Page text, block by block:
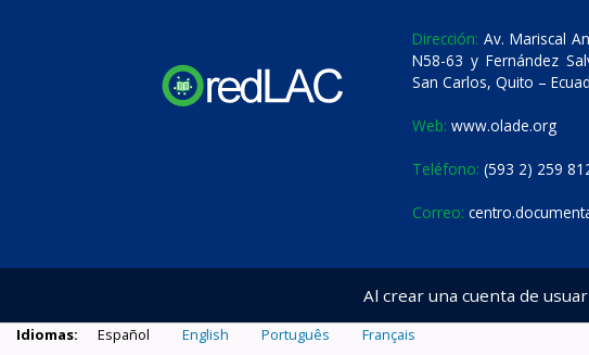
Dirección: Av. Mariscal
N58-63 y Fernández
San Carlos, Quito –
Web: www.olade.org
Teléfono: (593 2) 259
Correo:
Al crear una cuenta de
Idiomas: Español English Português Français